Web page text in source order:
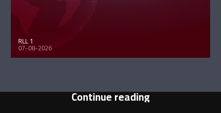
RLL 1
07-08-2026
Continue reading